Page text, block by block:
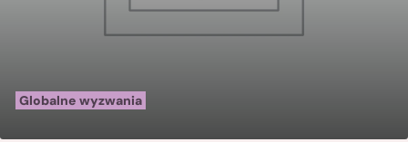
Globalne wyzwania